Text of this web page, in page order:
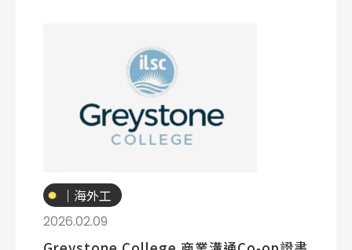
｜海外工
讀
2026.02.09